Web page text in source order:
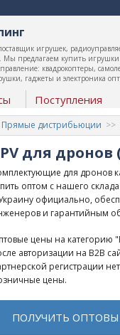
игрушек,
Мы предлагаем купить
квадрокоптеры,
гаджеты и электроника
Поступления
Прямые дистрибьюции
для
для дронов
оптом с нашего
официально,
и гарантийным
цены на категорию
авторизации на B2B
регистрации
цены.
ПОЛУЧИТЬ